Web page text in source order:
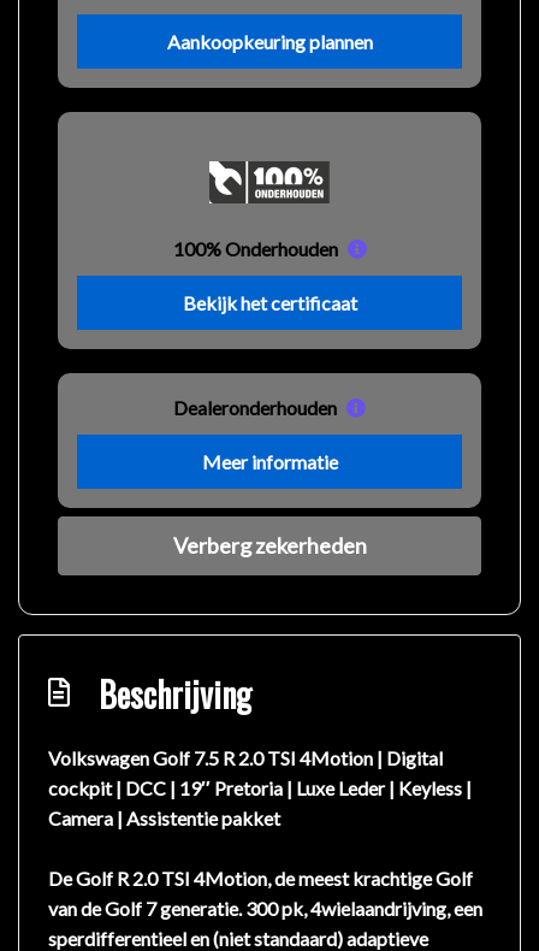
Aankoopkeuring plannen
100% Onderhouden
Bekijk het certificaat
Dealeronderhouden
Meer informatie
Verberg zekerheden
Beschrijving
Volkswagen Golf 7.5 R 2.0 TSI 4Motion | Digital
cockpit | DCC | 19″ Pretoria | Luxe Leder | Keyless |
Camera | Assistentie pakket
De Golf R 2.0 TSI 4Motion, de meest krachtige Golf
van de Golf 7 generatie. 300 pk, 4wielaandrijving, een
sperdifferentieel en (niet standaard) adaptieve